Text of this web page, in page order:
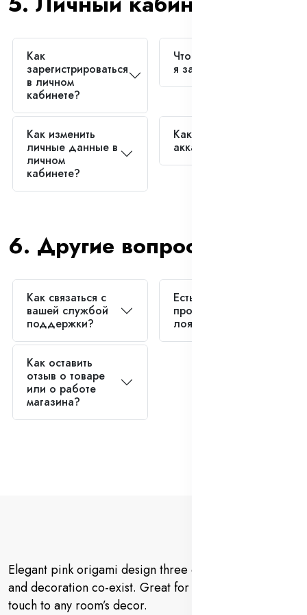
Как
зарегистрироваться
в личном
кабинете?
Что делать, если
я забыл пароль?
Как изменить
личные данные в
личном
кабинете?
Как удалить свой
аккаунт?
6. Другие вопросы
Как связаться с
вашей службой
поддержки?
Есть ли у вас
программа
лояльности?
Как оставить
отзыв о товаре
или о работе
магазина?
Elegant pink origami design three dimensional view
and decoration co-exist. Great for adding a decorative
touch to any room’s decor.